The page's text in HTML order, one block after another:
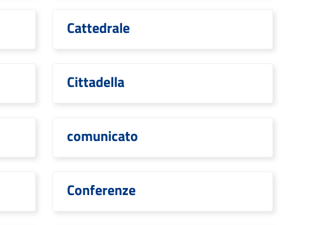
Cattedrale
Cittadella
comunicato
Conferenze